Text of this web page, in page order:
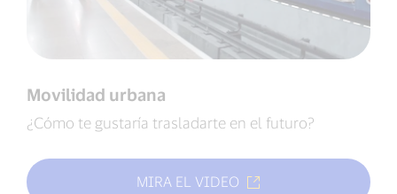
Movilidad urbana
¿Cómo te gustaría trasladarte en el futuro?
MIRA EL VIDEO